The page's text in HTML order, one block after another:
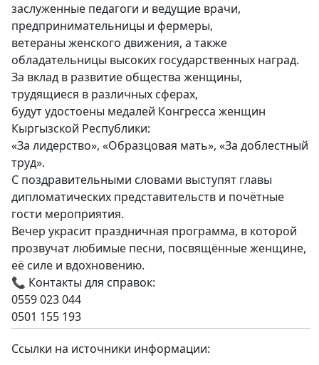
заслуженные педагоги и ведущие врачи,
предпринимательницы и фермеры,
ветераны женского движения, а также
обладательницы высоких государственных наград.
За вклад в развитие общества женщины,
трудящиеся в различных сферах,
будут удостоены медалей Конгресса женщин
Кыргызской Республики:
«За лидерство», «Образцовая мать», «За доблестный
труд».
С поздравительными словами выступят главы
дипломатических представительств и почётные
гости мероприятия.
Вечер украсит праздничная программа, в которой
прозвучат любимые песни, посвящённые женщине,
её силе и вдохновению.
📞 Контакты для справок:
0559 023 044
0501 155 193
Ссылки на источники информации: